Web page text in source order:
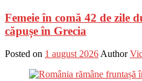
Femeie în comă 42 de zile
căpușe în Grecia
Posted on 1 august 2026 Author